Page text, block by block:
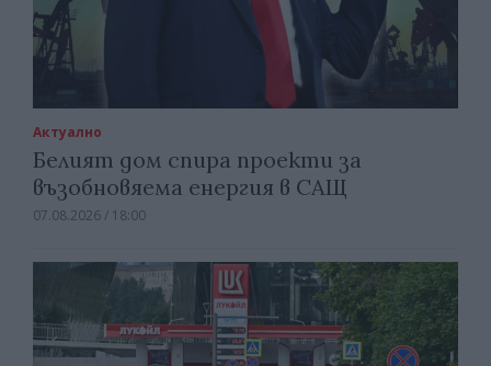
Актуално
Белият дом спира проекти за
възобновяема енергия в САЩ
07.08.2026 / 18:00